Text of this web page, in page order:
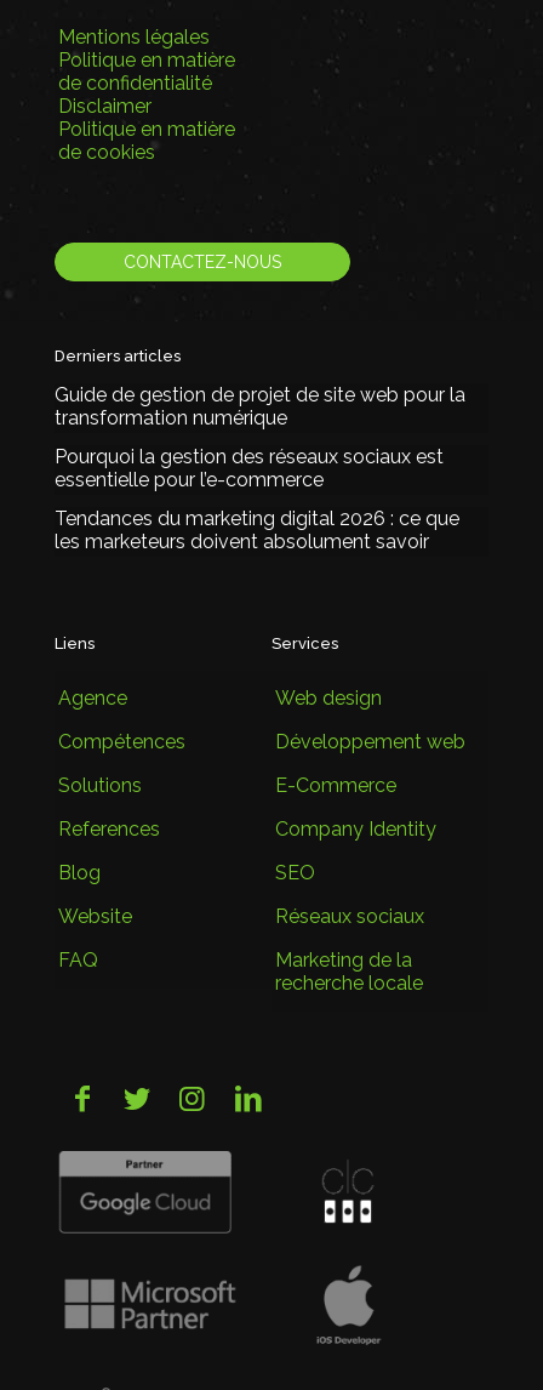
Mentions légales
Politique en matière
de confidentialité
Disclaimer
Politique en matière
de cookies
CONTACTEZ-NOUS
Derniers articles
Guide de gestion de projet de site web pour la
transformation numérique
Pourquoi la gestion des réseaux sociaux est
essentielle pour l’e-commerce
Tendances du marketing digital 2026 : ce que
les marketeurs doivent absolument savoir
Liens
Agence
Compétences
Solutions
References
Blog
Website
FAQ
Services
Web design
Développement web
E-Commerce
Company Identity
SEO
Réseaux sociaux
Marketing de la
recherche locale